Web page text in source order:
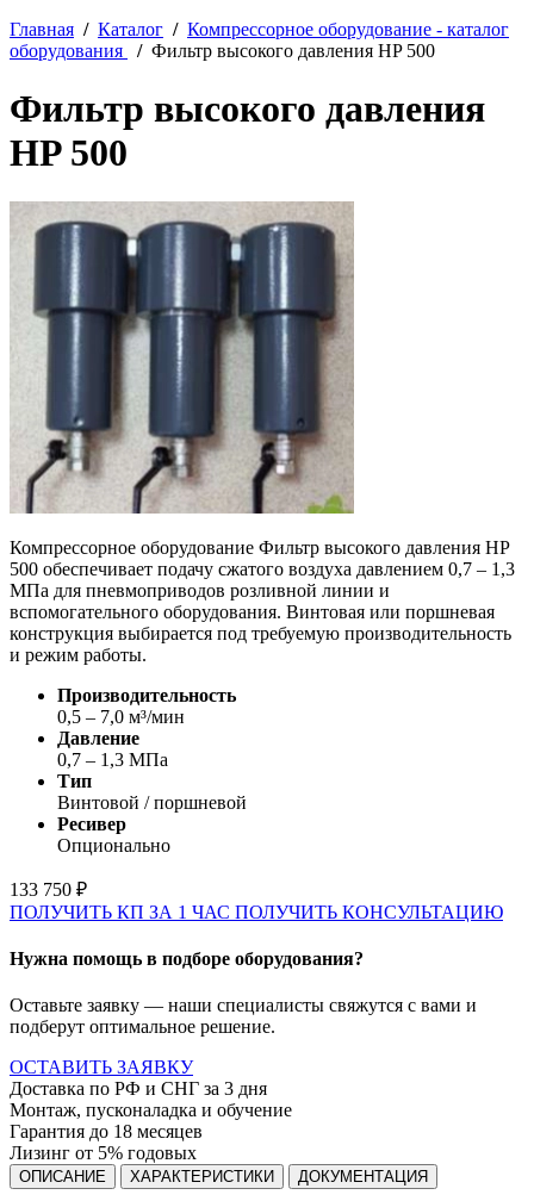
Главная / Каталог / Компрессорное оборудование - каталог
оборудования
/ Фильтр высокого давления HP 500
Фильтр высокого давления
HP 500
Компрессорное оборудование Фильтр высокого давления HP
500 обеспечивает подачу сжатого воздуха давлением 0,7 – 1,3
МПа для пневмоприводов розливной линии и
вспомогательного оборудования. Винтовая или поршневая
конструкция выбирается под требуемую производительность
и режим работы.
Производительность
0,5 – 7,0 м³/мин
Давление
0,7 – 1,3 МПа
Тип
Винтовой / поршневой
Ресивер
Опционально
133 750 ₽
ПОЛУЧИТЬ КП ЗА 1 ЧАС ПОЛУЧИТЬ КОНСУЛЬТАЦИЮ
Нужна помощь в подборе оборудования?
Оставьте заявку — наши специалисты свяжутся с вами и
подберут оптимальное решение.
ОСТАВИТЬ ЗАЯВКУ
Доставка по РФ и СНГ за 3 дня
Монтаж, пусконаладка и обучение
Гарантия до 18 месяцев
Лизинг от 5% годовых
ОПИСАНИЕ ХАРАКТЕРИСТИКИ ДОКУМЕНТАЦИЯ